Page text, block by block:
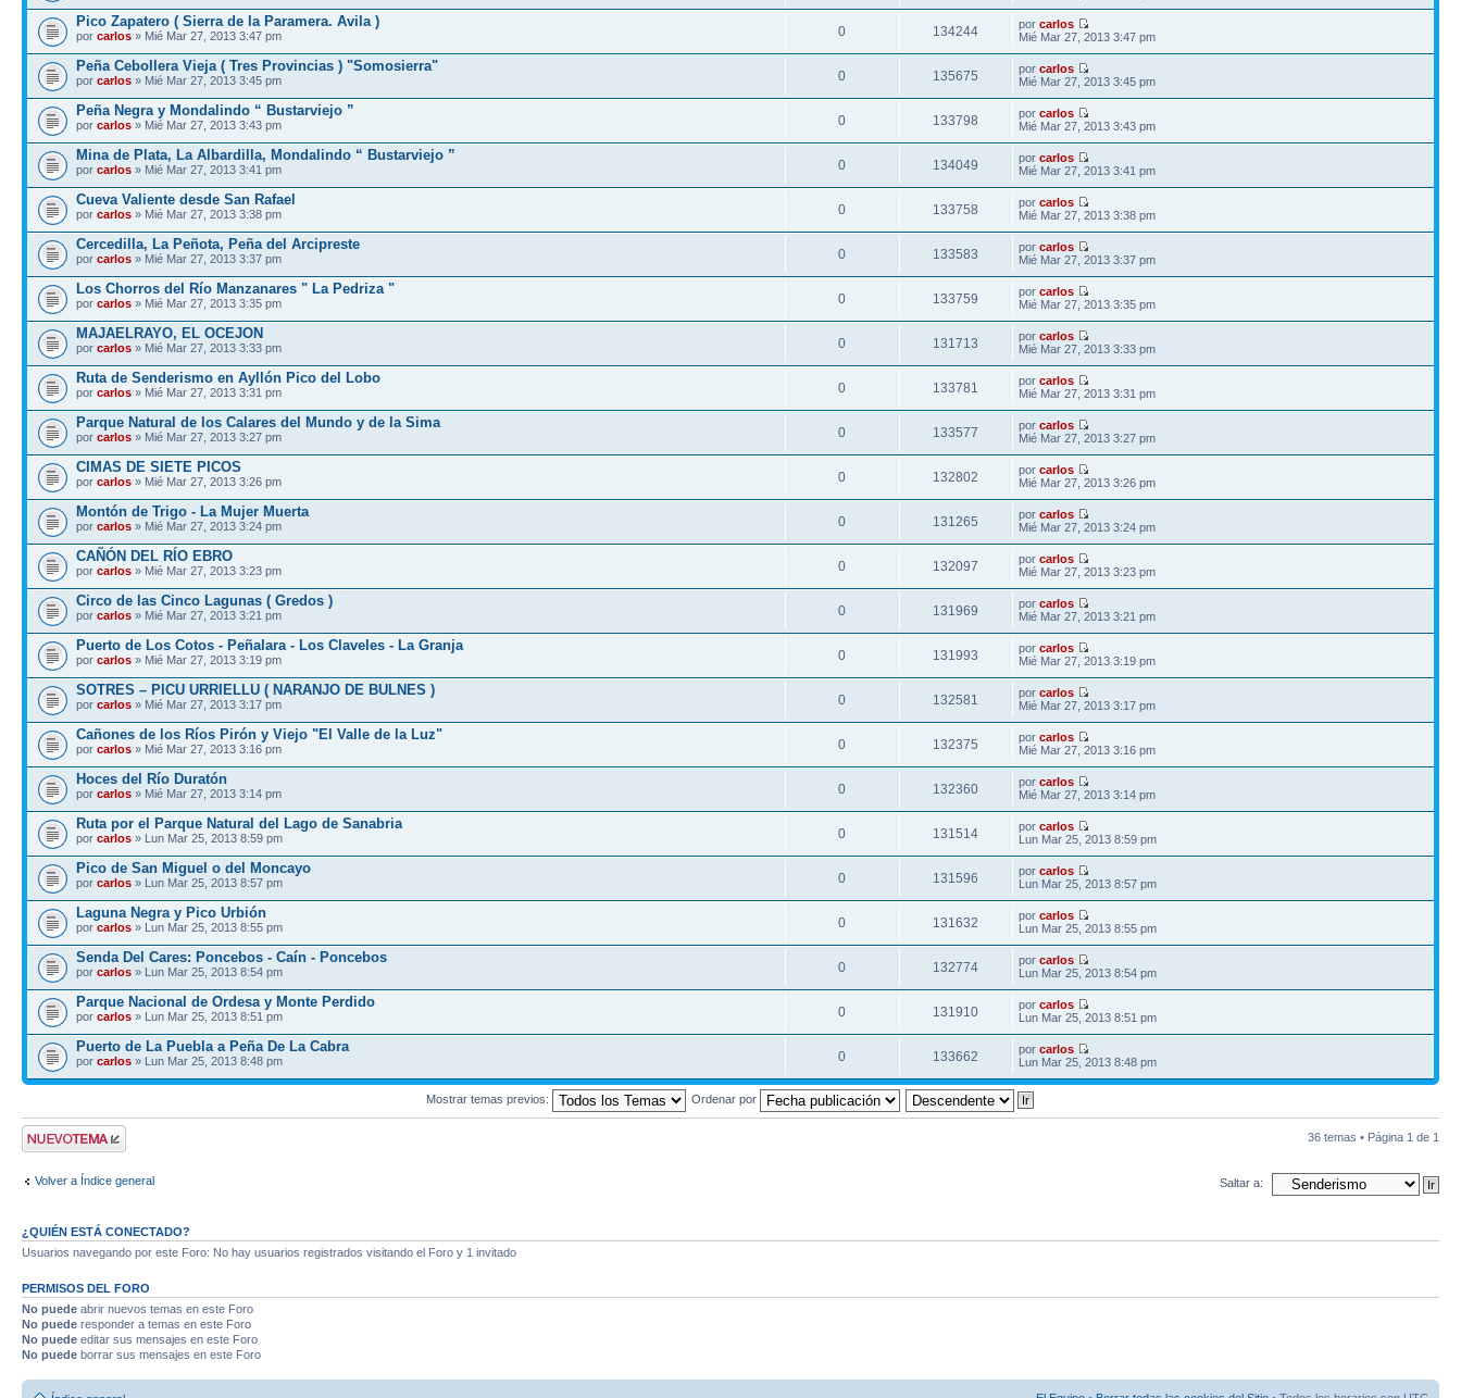
Pico Zapatero ( Sierra de la Paramera. Avila )
por carlos » Mié Mar 27, 2013 3:47 pm 0 134244 porcarlos
Mié Mar 27, 2013 3:47 pm
Peña Cebollera Vieja ( Tres Provincias ) "Somosierra"
por carlos » Mié Mar 27, 2013 3:45 pm 0 135675 porcarlos
Mié Mar 27, 2013 3:45 pm
Peña Negra y Mondalindo “ Bustarviejo ”
por carlos » Mié Mar 27, 2013 3:43 pm 0 133798 porcarlos
Mié Mar 27, 2013 3:43 pm
Mina de Plata, La Albardilla, Mondalindo “ Bustarviejo ”
por carlos » Mié Mar 27, 2013 3:41 pm 0 134049 porcarlos
Mié Mar 27, 2013 3:41 pm
Cueva Valiente desde San Rafael
por carlos » Mié Mar 27, 2013 3:38 pm 0 133758 porcarlos
Mié Mar 27, 2013 3:38 pm
Cercedilla, La Peñota, Peña del Arcipreste
por carlos » Mié Mar 27, 2013 3:37 pm 0 133583 porcarlos
Mié Mar 27, 2013 3:37 pm
Los Chorros del Río Manzanares " La Pedriza "
por carlos » Mié Mar 27, 2013 3:35 pm 0 133759 porcarlos
Mié Mar 27, 2013 3:35 pm
MAJAELRAYO, EL OCEJON
por carlos » Mié Mar 27, 2013 3:33 pm 0 131713 porcarlos
Mié Mar 27, 2013 3:33 pm
Ruta de Senderismo en Ayllón Pico del Lobo
por carlos » Mié Mar 27, 2013 3:31 pm 0 133781 porcarlos
Mié Mar 27, 2013 3:31 pm
Parque Natural de los Calares del Mundo y de la Sima
por carlos » Mié Mar 27, 2013 3:27 pm 0 133577 porcarlos
Mié Mar 27, 2013 3:27 pm
CIMAS DE SIETE PICOS
por carlos » Mié Mar 27, 2013 3:26 pm 0 132802 porcarlos
Mié Mar 27, 2013 3:26 pm
Montón de Trigo - La Mujer Muerta
por carlos » Mié Mar 27, 2013 3:24 pm 0 131265 porcarlos
Mié Mar 27, 2013 3:24 pm
CAÑÓN DEL RÍO EBRO
por carlos » Mié Mar 27, 2013 3:23 pm 0 132097 porcarlos
Mié Mar 27, 2013 3:23 pm
Circo de las Cinco Lagunas ( Gredos )
por carlos » Mié Mar 27, 2013 3:21 pm 0 131969 porcarlos
Mié Mar 27, 2013 3:21 pm
Puerto de Los Cotos - Peñalara - Los Claveles - La Granja
por carlos » Mié Mar 27, 2013 3:19 pm 0 131993 porcarlos
Mié Mar 27, 2013 3:19 pm
SOTRES – PICU URRIELLU ( NARANJO DE BULNES )
por carlos » Mié Mar 27, 2013 3:17 pm 0 132581 porcarlos
Mié Mar 27, 2013 3:17 pm
Cañones de los Ríos Pirón y Viejo "El Valle de la Luz"
por carlos » Mié Mar 27, 2013 3:16 pm 0 132375 porcarlos
Mié Mar 27, 2013 3:16 pm
Hoces del Río Duratón
por carlos » Mié Mar 27, 2013 3:14 pm 0 132360 porcarlos
Mié Mar 27, 2013 3:14 pm
Ruta por el Parque Natural del Lago de Sanabria
por carlos » Lun Mar 25, 2013 8:59 pm 0 131514 porcarlos
Lun Mar 25, 2013 8:59 pm
Pico de San Miguel o del Moncayo
por carlos » Lun Mar 25, 2013 8:57 pm 0 131596 porcarlos
Lun Mar 25, 2013 8:57 pm
Laguna Negra y Pico Urbión
por carlos » Lun Mar 25, 2013 8:55 pm 0 131632 porcarlos
Lun Mar 25, 2013 8:55 pm
Senda Del Cares: Poncebos - Caín - Poncebos
por carlos » Lun Mar 25, 2013 8:54 pm 0 132774 porcarlos
Lun Mar 25, 2013 8:54 pm
Parque Nacional de Ordesa y Monte Perdido
por carlos » Lun Mar 25, 2013 8:51 pm 0 131910 porcarlos
Lun Mar 25, 2013 8:51 pm
Puerto de La Puebla a Peña De La Cabra
por carlos » Lun Mar 25, 2013 8:48 pm 0 133662 porcarlos
Lun Mar 25, 2013 8:48 pm
Mostrar temas previos: Ordenar por
Publicar un nuevo
tema
36 temas • Página 1 de 1
Volver a Índice general Saltar a:
¿QUIÉN ESTÁ CONECTADO?
Usuarios navegando por este Foro: No hay usuarios registrados visitando el Foro y 1 invitado
PERMISOS DEL FORO
No puede abrir nuevos temas en este Foro
No puede responder a temas en este Foro
No puede editar sus mensajes en este Foro
No puede borrar sus mensajes en este Foro